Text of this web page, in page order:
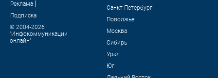
Реклама
Подписка
© 2004-2026
"Инфокоммуникации
онлайн"
Санкт-Петербург
Поволжье
Москва
Сибирь
Урал
Юг